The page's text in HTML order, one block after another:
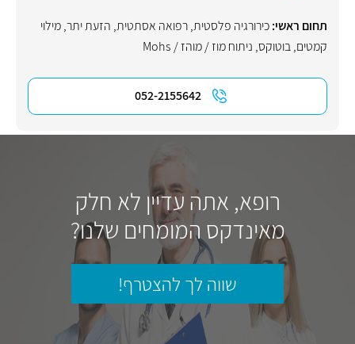
תחום ראשי:כירורגיה פלסטית,רפואה אסתטית, הזעת יתר,מילוי
קמטים,בוטוקס, ניתוח מוז / מוהז / Mohs
052-2155642
רופא, אתה עדיין לא חלק
מאינדקס המומחים שלנו?
שווה לך להצטרף!